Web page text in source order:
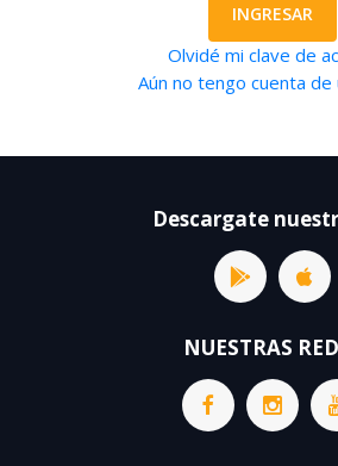
INGRESAR
Olvidé mi clave de
Aún no tengo cuenta de
Descargate
NUESTRAS